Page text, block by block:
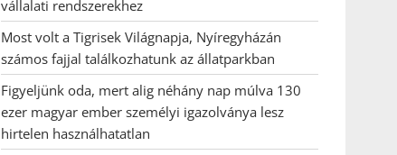
vállalati rendszerekhez
Most volt a Tigrisek Világnapja, Nyíregyházán
számos fajjal találkozhatunk az állatparkban
Figyeljünk oda, mert alig néhány nap múlva 130
ezer magyar ember személyi igazolványa lesz
hirtelen használhatatlan